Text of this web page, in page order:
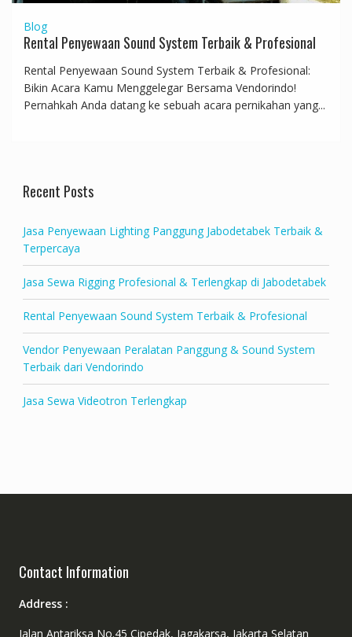
Blog
Rental Penyewaan Sound System Terbaik & Profesional
Rental Penyewaan Sound System Terbaik & Profesional:
Bikin Acara Kamu Menggelegar Bersama Vendorindo!
Pernahkah Anda datang ke sebuah acara pernikahan yang...
Recent Posts
Jasa Penyewaan Lighting Panggung Jabodetabek Terbaik &
Terpercaya
Jasa Sewa Rigging Profesional & Terlengkap di Jabodetabek
Rental Penyewaan Sound System Terbaik & Profesional
Vendor Penyewaan Peralatan Panggung & Sound System
Terbaik dari Vendorindo
Jasa Sewa Videotron Terlengkap
Contact Information
Address :
Jalan Antariksa No.45 Cipedak, Jagakarsa, Jakarta Selatan